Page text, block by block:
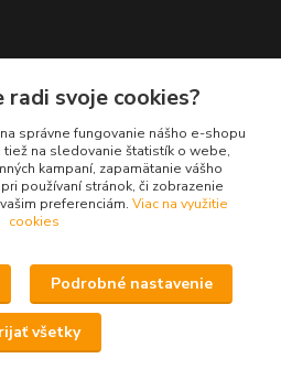
radi svoje cookies?
správne fungovanie nášho e-shopu
tiež na sledovanie štatistík o webe,
kampaní, zapamätanie vášho
používaní stránok, či zobrazenie
preferenciám. Viac na využitie
cookies
Podrobné nastavenie
všetky